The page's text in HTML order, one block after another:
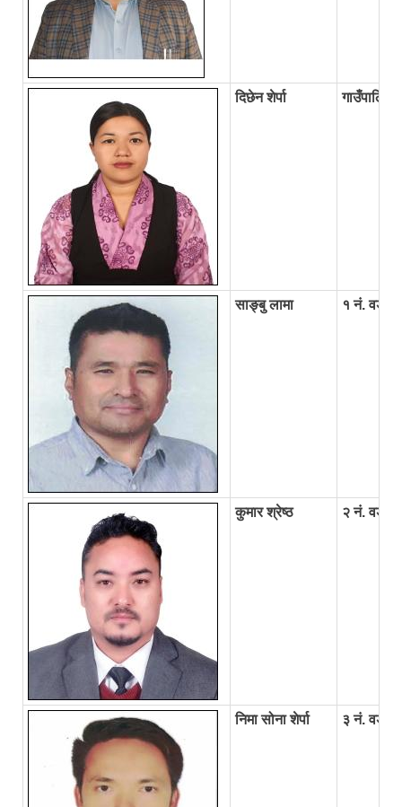
दिछेन शेर्पा गाउँपालिका
साङ्बु लामा १ नं. वडा
कुमार श्रेष्ठ २ नं. वडा
निमा सोना शेर्पा ३ नं. वडा